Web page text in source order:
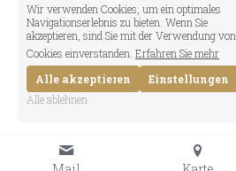
Wir verwenden Cookies, um ein optimales
Navigationserlebnis zu bieten. Wenn Sie
akzeptieren, sind Sie mit der Verwendung von
Cookies einverstanden. Erfahren Sie mehr
Alle akzeptieren
Einstellungen
Alle ablehnen